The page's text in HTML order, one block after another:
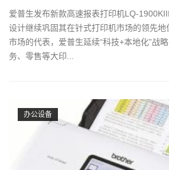
爱普生发布新款高速报表打印机LQ-
设计继续巩固其在针式打印机市场的领先
市场的代表，爱普生延续“科技+本地化”战
务、零售等大印...
办公设备